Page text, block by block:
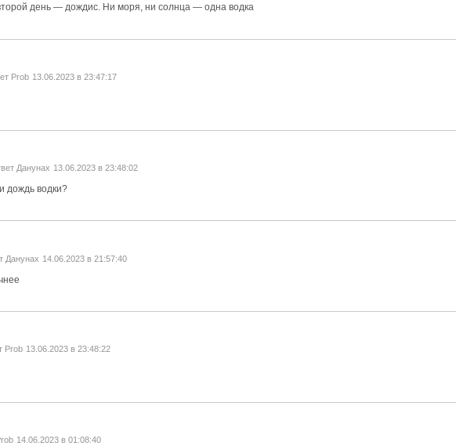
день — дождис. Ни моря, ни солнца — одна водка
Prob 13.06.2023 в 23:47:17
Данунах 13.06.2023 в 23:48:02
дождь водки?
Данунах 14.06.2023 в 21:57:40
Prob 13.06.2023 в 23:48:22
14.06.2023 в 01:08:40